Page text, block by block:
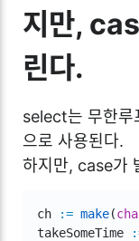
지만,
린다.
select는 무한루
으로 사용된다.
하지만, case가
ch := make(
takeSomeTime